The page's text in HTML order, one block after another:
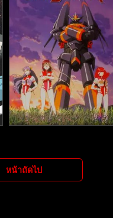
3)
ล (1989)
หน้าถัดไป